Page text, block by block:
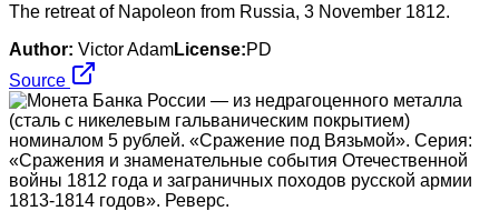
The retreat of Napoleon from Russia, 3 November 1812.
Author: Victor AdamLicense:PD
Source